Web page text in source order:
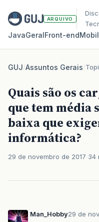
ARQUIVO
JavaGeralFront‑end
GUJ/Assuntos Gerais/
Quais são os
que tem média
baixa que
informática?
29 de novembro de 2017 34
Man_Hobby29 de